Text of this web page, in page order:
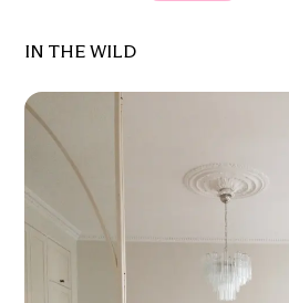
IN THE WILD